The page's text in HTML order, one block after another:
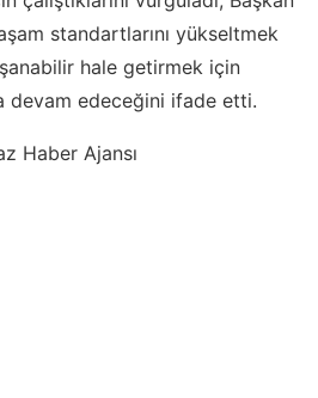
standartlarını yükseltmek
hale getirmek için
devam edeceğini ifade etti.
Haber Ajansı